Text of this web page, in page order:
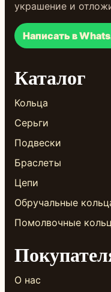
украшение и
Написать в
Каталог
Кольца
Серьги
Подвески
Браслеты
Цепи
Обручальные
Помолвочные
О нас